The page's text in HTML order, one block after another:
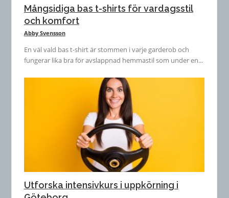
Mångsidiga bas t-shirts för vardagsstil
och komfort
Abby Svensson
En väl vald bas t-shirt är stommen i varje garderob och
fungerar lika bra för avslappnad hemmastil som under en...
Utforska intensivkurs i uppkörning i